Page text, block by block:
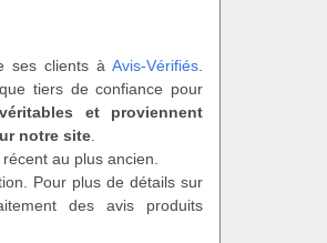
ses clients à Avis-Vérifiés.
tiers de confiance pour
et proviennent
notre site
au plus ancien.
Pour plus de détails sur
des avis produits